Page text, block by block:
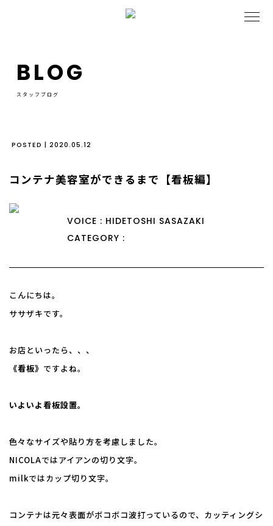
BLOG
スタッフブログ
POSTED | 2020.05.12
コンテナ美容室ができるまで【看板編】
VOICE : HIDETOSHI SASAZAKI
CATEGORY :
こんにちは。
ササザキです。
お店といったら、、、
《看板》 ですよね。
いよいよ看板設置。
色々なサイズや貼り方を考慮しました。
NICOLAではアイアンの切り文字。
milkではカップ切り文字。
コンテナは元々表面がボコボコ波打っているので、カッティングシ